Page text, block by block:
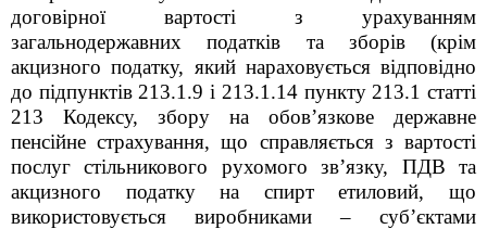
договірної вартості з урахуванням
загальнодержавних податків та зборів (крім
акцизного податку, який нараховується відповідно
до підпунктів 213.1.9 і 213.1.14 пункту 213.1 статті
213 Кодексу, збору на обов’язкове державне
пенсійне страхування, що справляється з вартості
послуг стільникового рухомого зв’язку, ПДВ та
акцизного податку на спирт етиловий, що
використовується виробниками – суб’єктами